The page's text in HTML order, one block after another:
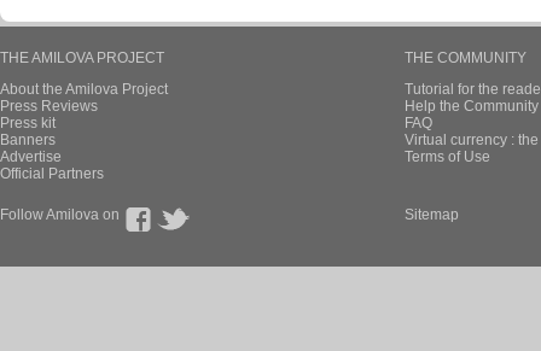
THE AMILOVA PROJECT
About the Amilova Project
Press Reviews
Press kit
Banners
Advertise
Official Partners
THE COMMUNITY
Tutorial for the
Help the
FAQ
Virtual currency :
Terms of Use
Follow Amilova on Sitemap